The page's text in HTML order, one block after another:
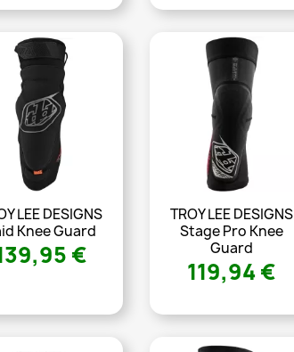
LEE DESIGNS
Knee Guard
€
TROY LEE DESIGNS
Stage Pro Knee
Guard
119,94 €